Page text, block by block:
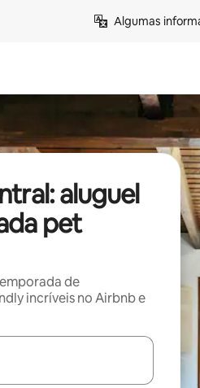
Algumas
aluguel
pet
de
incríveis no Airbnb e
disponíveis, explore-os